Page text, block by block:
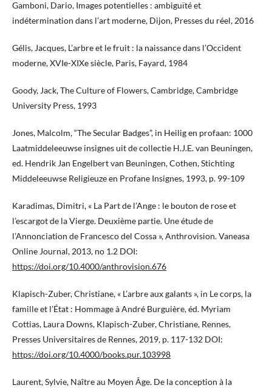
Gamboni, Dario, Images potentielles : ambiguïté et
indétermination dans l’art moderne, Dijon, Presses du réel, 2016
Gélis, Jacques, L’arbre et le fruit : la naissance dans l’Occident
moderne, XVIe-XIXe siècle, Paris, Fayard, 1984
Goody, Jack, The Culture of Flowers, Cambridge, Cambridge
University Press, 1993
Jones, Malcolm, “The Secular Badges”, in Heilig en profaan: 1000
Laatmiddeleeuwse insignes uit de collectie H.J.E. van Beuningen,
ed. Hendrik Jan Engelbert van Beuningen, Cothen, Stichting
Middeleeuwse Religieuze en Profane Insignes, 1993, p. 99-109
Karadimas, Dimitri, « La Part de l’Ange : le bouton de rose et
l’escargot de la Vierge. Deuxième partie. Une étude de
l’Annonciation de Francesco del Cossa », Anthrovision. Vaneasa
Online Journal, 2013, no 1.2 DOI:
https://doi.org/10.4000/anthrovision.676
Klapisch-Zuber, Christiane, « L’arbre aux galants », in Le corps, la
famille et l’État : Hommage à André Burguière, éd. Myriam
Cottias, Laura Downs, Klapisch-Zuber, Christiane, Rennes,
Presses Universitaires de Rennes, 2019, p. 117-132 DOI:
https://doi.org/10.4000/books.pur.103998
Laurent, Sylvie, Naître au Moyen Âge. De la conception à la